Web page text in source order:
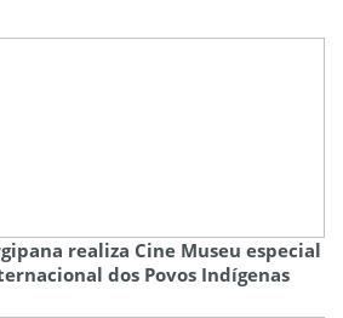
realiza Cine Museu especial
dos Povos Indígenas